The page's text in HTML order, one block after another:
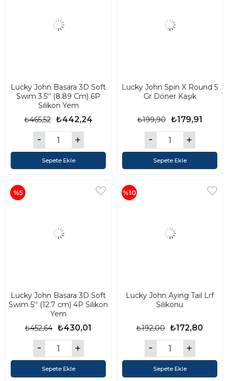
Lucky John Basara 3D Soft
Swim 3.5'' (8.89 Cm) 6P
Silikon Yem
₺442,24
₺465,52
Sepete Ekle
Lucky John Spin X Round 5
Gr Döner Kaşık
₺179,91
₺199,90
Sepete Ekle
Lucky John Basara 3D Soft
Swim 5'' (12.7 cm) 4P Silikon
Yem
₺430,01
₺452,64
Sepete Ekle
%5
Lucky John Aying Tail Lrf
Silikonu
₺172,80
₺192,00
Sepete Ekle
%10